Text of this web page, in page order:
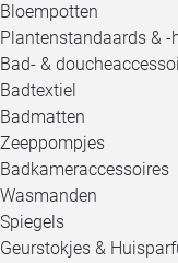
Bloempotten
Plantenstandaards & -
Bad- &
Badtextiel
Badmatten
Zeeppompjes
Badkameraccessoires
Wasmanden
Spiegels
Geurstokjes &